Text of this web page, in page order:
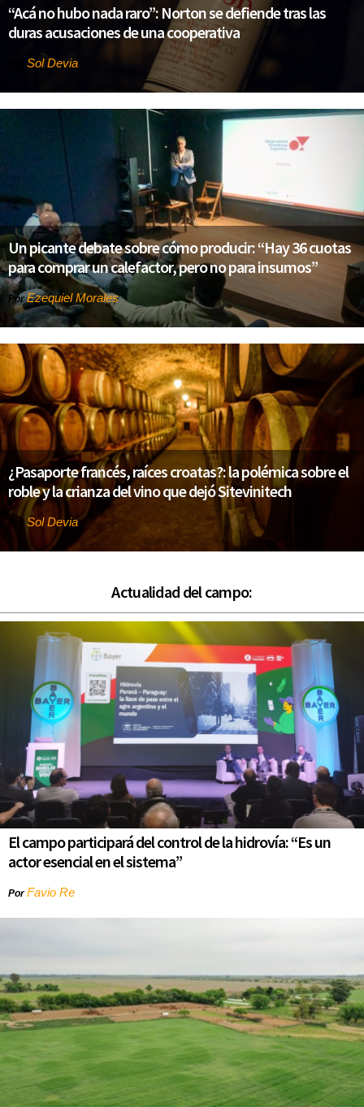
“Acá no hubo nada raro”: Norton se defiende tras las
duras acusaciones de una cooperativa
Sol Devia
Un picante debate sobre cómo producir: “Hay 36 cuotas
para comprar un calefactor, pero no para insumos”
PorEzequiel Morales
¿Pasaporte francés, raíces croatas?: la polémica sobre el
roble y la crianza del vino que dejó Sitevinitech
PorSol Devia
Actualidad del campo:
El campo participará del control de la hidrovía: “Es un
actor esencial en el sistema”
PorFavio Re